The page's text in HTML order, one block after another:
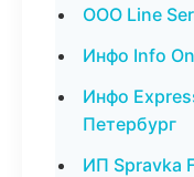
ООО Line
Инфо Info
Инфо
Петербург
ИП Spravka